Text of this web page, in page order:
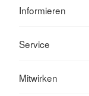
Informieren
Service
Mitwirken